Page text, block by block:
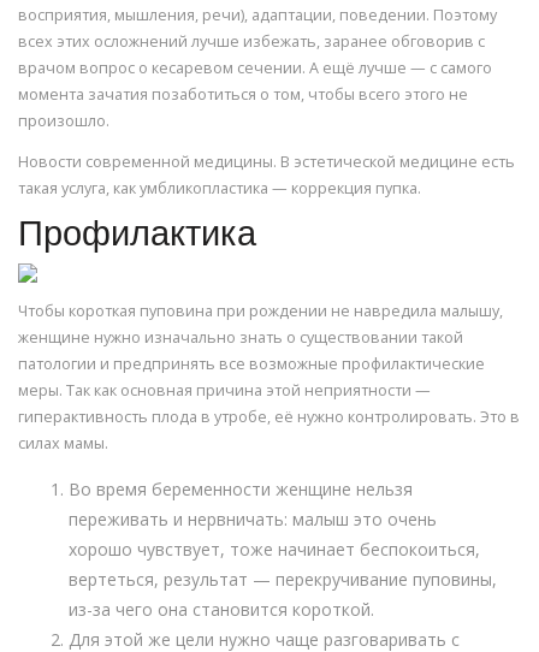
восприятия, мышления, речи), адаптации, поведении. Поэтому
всех этих осложнений лучше избежать, заранее обговорив с
врачом вопрос о кесаревом сечении. А ещё лучше — с самого
момента зачатия позаботиться о том, чтобы всего этого не
произошло.
Новости современной медицины. В эстетической медицине есть
такая услуга, как умбликопластика — коррекция пупка.
Профилактика
Чтобы короткая пуповина при рождении не навредила малышу,
женщине нужно изначально знать о существовании такой
патологии и предпринять все возможные профилактические
меры. Так как основная причина этой неприятности —
гиперактивность плода в утробе, её нужно контролировать. Это в
силах мамы.
Во время беременности женщине нельзя
переживать и нервничать: малыш это очень
хорошо чувствует, тоже начинает беспокоиться,
вертеться, результат — перекручивание пуповины,
из-за чего она становится короткой.
Для этой же цели нужно чаще разговаривать с